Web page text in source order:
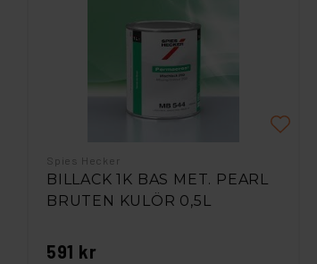
Spies Hecker
BILLACK 1K BAS MET. PEARL
BRUTEN KULÖR 0,5L
591 kr